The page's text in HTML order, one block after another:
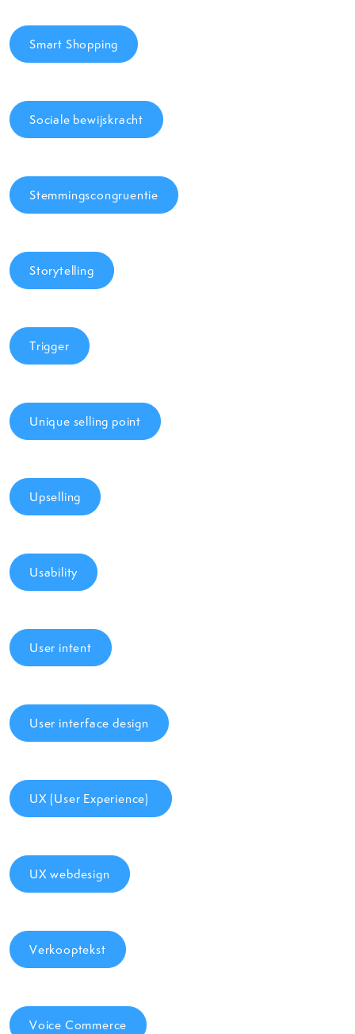
Smart Shopping
Sociale bewijskracht
Stemmingscongruentie
Storytelling
Trigger
Unique selling point
Upselling
Usability
User intent
User interface design
UX (User Experience)
UX webdesign
Verkooptekst
Voice Commerce